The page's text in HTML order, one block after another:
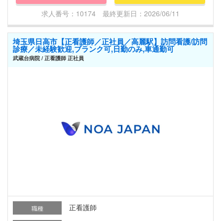
求人番号：10174 最終更新日：2026/06/11
埼玉県日高市【正看護師／正社員／高麗駅】訪問看護/訪問
診療／未経験歓迎,ブランク可,日勤のみ,車通勤可
武蔵台病院 / 正看護師 正社員
職種
正看護師